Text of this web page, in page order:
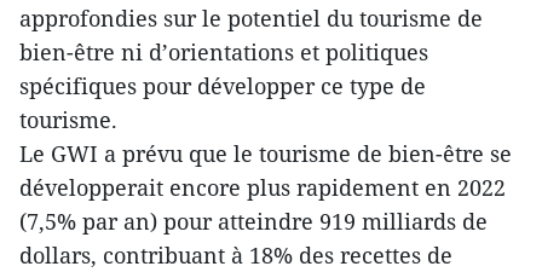
approfondies sur le potentiel du tourisme de
bien-être ni d’orientations et politiques
spécifiques pour développer ce type de
tourisme.
Le GWI a prévu que le tourisme de bien-être se
développerait encore plus rapidement en 2022
(7,5% par an) pour atteindre 919 milliards de
dollars, contribuant à 18% des recettes de